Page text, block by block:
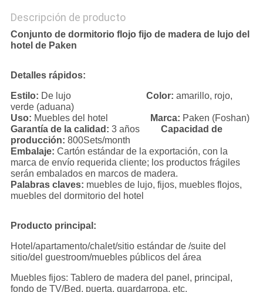
Descripción de producto
Conjunto de dormitorio flojo fijo de madera de lujo del
hotel de Paken
Detalles rápidos:
Estilo: De lujo Color: amarillo, rojo,
verde (aduana)
Uso: Muebles del hotel Marca: Paken (Foshan)
Garantía de la calidad: 3 años Capacidad de
producción: 800Sets/month
Embalaje: Cartón estándar de la exportación, con la
marca de envío requerida cliente; los productos frágiles
serán embalados en marcos de madera.
Palabras claves: muebles de lujo, fijos, muebles flojos,
muebles del dormitorio del hotel
Producto principal:
Hotel/apartamento/chalet/sitio estándar de /suite del
sitio/del guestroom/muebles públicos del área
Muebles fijos: Tablero de madera del panel, principal,
fondo de TV/Bed, puerta, guardarropa, etc.